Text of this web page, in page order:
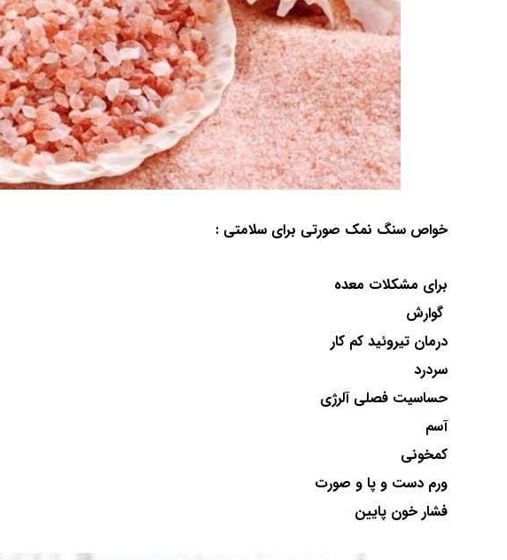
خواص سنگ نمک صورتی برای سلامتی :
برای مشکلات معده
گوارش
درمان تیروئید کم کار
سردرد
حساسیت فصلی آلرژی
آسم
کمخونی
ورم دست و پا و صورت
فشار خون پایین